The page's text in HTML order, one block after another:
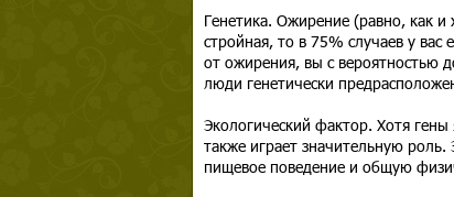
Генетика. Ожирение (равно, как и
стройная, то в 75% случаев у вас
от ожирения, вы с вероятностью
люди генетически
Экологический фактор. Хотя
также играет значительную
пищевое поведение и общую